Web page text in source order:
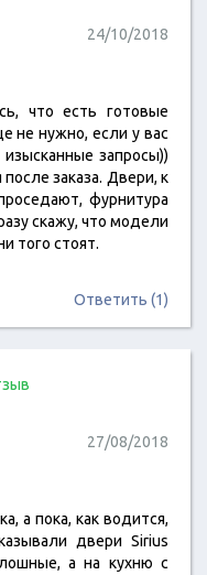
24/10/2018
что есть готовые
не нужно, если у вас
запросы))
заказа. Двери, к
фурнитура
скажу, что модели
того стоят.
Ответить (1)
27/08/2018
а пока, как водится,
двери Sirius
а на кухню с